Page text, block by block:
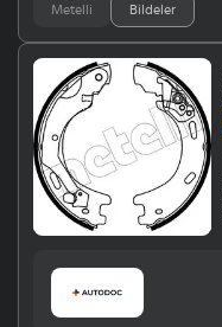
Metelli Bildeler